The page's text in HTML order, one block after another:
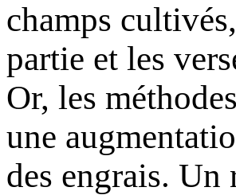
champs
partie et les
Or, les
une
des engrais.